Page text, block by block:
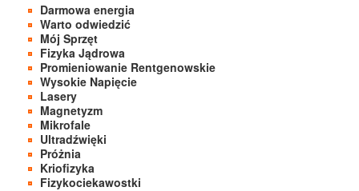
Darmowa energia
Warto odwiedzić
Mój Sprzęt
Fizyka Jądrowa
Promieniowanie Rentgenowskie
Wysokie Napięcie
Lasery
Magnetyzm
Mikrofale
Ultradźwięki
Próżnia
Kriofizyka
Fizykociekawostki